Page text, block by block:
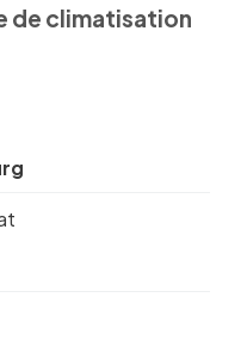
de climatisation